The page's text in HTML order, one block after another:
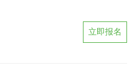
立即报名